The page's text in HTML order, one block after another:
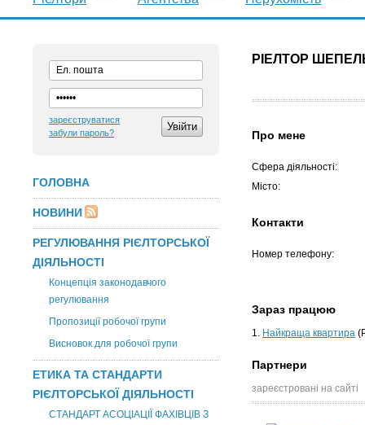
зареєструватися
забули пароль?
ГОЛОВНА
НОВИНИ
РЕГУЛЮВАННЯ РІЄЛТОРСЬКОЇ
ДІЯЛЬНОСТІ
Концепція законодавчого
регулювання
Пропозиції робочої групи
Висновок для робочої групи
ЕТИКА ТА СТАНДАРТИ
РІЄЛТОРСЬКОЇ ДІЯЛЬНОСТІ
СТАНДАРТ АСОЦІАЦІЇ ФАХІВЦІВ З
РІЕЛТОР
Про мене
Сфера діяльності:
Місто:
Контакти
Номер телефону:
Зараз працюю
1. Найкраща квартира
Партнери
зареєстровані на сайті